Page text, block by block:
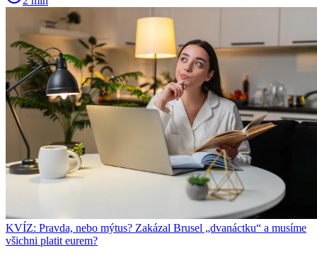
KVÍZ: Pravda, nebo mýtus? Zakázal Brusel „dvanáctku“ a musíme
všichni platit eurem?